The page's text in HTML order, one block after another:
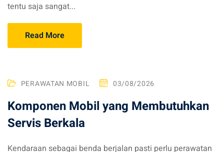
tentu saja sangat...
Read More
PERAWATAN MOBIL 03/08/2026
Komponen Mobil yang Membutuhkan
Servis Berkala
Kendaraan sebagai benda berjalan pasti perlu perawatan